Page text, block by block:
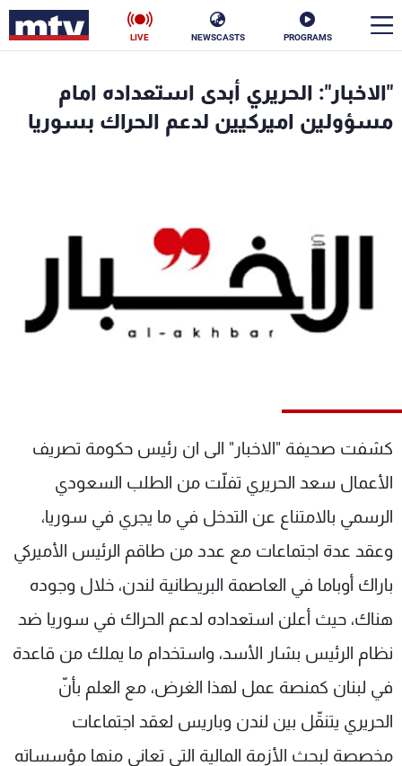
PROGRAMS
NEWSCASTS
LIVE
"الاخبار": الحريري أبدى استعداده امام
مسؤولين اميركيين لدعم الحراك بسوريا
كشفت صحيفة "الاخبار" الى ان رئيس حكومة تصريف
الأعمال سعد الحريري تفلّت من الطلب السعودي
الرسمي بالامتناع عن التدخل في ما يجري في سوريا،
وعقد عدة اجتماعات مع عدد من طاقم الرئيس الأميركي
باراك أوباما في العاصمة البريطانية لندن، خلال وجوده
هناك، حيث أعلن استعداده لدعم الحراك في سوريا ضد
نظام الرئيس بشار الأسد، واستخدام ما يملك من قاعدة
في لبنان كمنصة عمل لهذا الغرض، مع العلم بأنّ
الحريري يتنقّل بين لندن وباريس لعقد اجتماعات
مخصصة لبحث الأزمة المالية التي تعاني منها مؤسساته
الأخبار
رياضة
الترددات
الإنـتـاج
لاعلاناتكم
تواصل معنا
شروط الإسـتخدام
سياسة الخصوصية